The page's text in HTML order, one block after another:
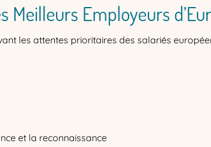
Meilleurs Employeurs
les attentes prioritaires des salariés
et la reconnaissance